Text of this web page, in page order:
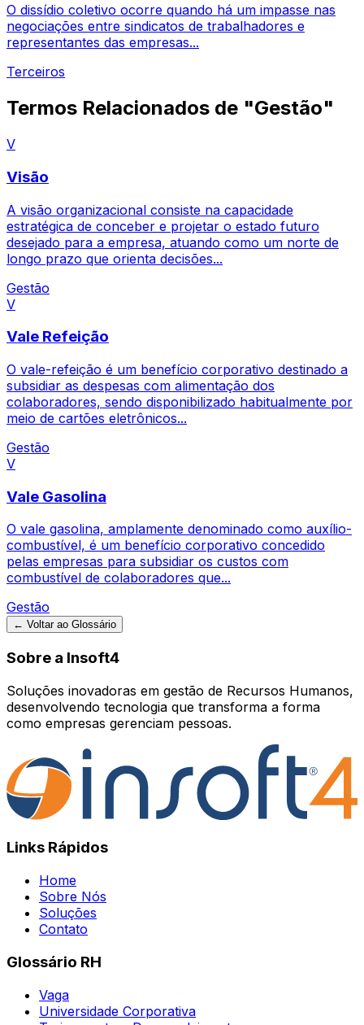
O dissídio coletivo ocorre quando há um impasse nas
negociações entre sindicatos de trabalhadores e
representantes das empresas...
Terceiros
Termos Relacionados de "Gestão"
V
Visão
A visão organizacional consiste na capacidade
estratégica de conceber e projetar o estado futuro
desejado para a empresa, atuando como um norte de
longo prazo que orienta decisões...
Gestão
V
Vale Refeição
O vale-refeição é um benefício corporativo destinado a
subsidiar as despesas com alimentação dos
colaboradores, sendo disponibilizado habitualmente por
meio de cartões eletrônicos...
Gestão
V
Vale Gasolina
O vale gasolina, amplamente denominado como auxílio-
combustível, é um benefício corporativo concedido
pelas empresas para subsidiar os custos com
combustível de colaboradores que...
Gestão
← Voltar ao Glossário
Sobre a Insoft4
Soluções inovadoras em gestão de Recursos Humanos,
desenvolvendo tecnologia que transforma a forma
como empresas gerenciam pessoas.
Links Rápidos
Home
Sobre Nós
Soluções
Contato
Glossário RH
Vaga
Universidade Corporativa